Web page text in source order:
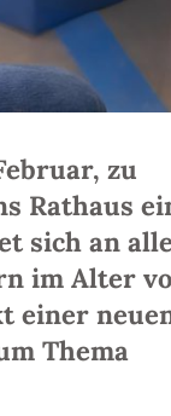
zu
Rathaus
sich an alle
im Alter
einer
Thema